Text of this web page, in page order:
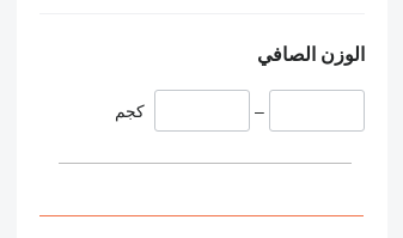
الوزن الصافي
– كجم